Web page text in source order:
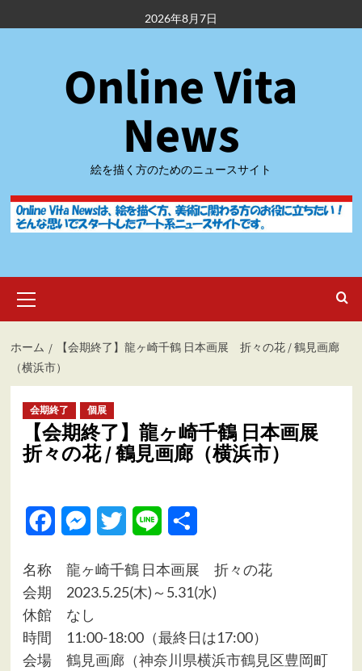
容
2026年8月7日
Online Vita
News
絵を描く方のためのニュースサイト
イ
ン
ニ
ュ
ー
ホーム
【会期終了】龍ヶ崎千鶴 日本画展 折々の花 / 鶴見画廊
（横浜市）
会期終了 個展
【会期終了】龍ヶ崎千鶴 日本画展
折々の花 / 鶴見画廊（横浜市）
FacebookMessenger
Twitter Line
名称 龍ヶ崎千鶴 日本画展 折々の花
会期 2023.5.25(木)～5.31(水)
休館 なし
時間 11:00-18:00（最終日は17:00）
会場 鶴見画廊（神奈川県横浜市鶴見区豊岡町